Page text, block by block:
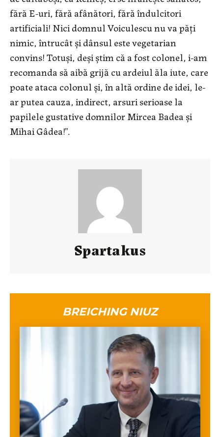
fără E-uri, fără afânători, fără îndulcitori
artificiali! Nici domnul Voiculescu nu va păţi
nimic, întrucât şi dânsul este vegetarian
convins! Totuşi, deşi ştim că a fost colonel, i-am
recomanda să aibă grijă cu ardeiul ăla iute, care
poate ataca colonul şi, în altă ordine de idei, le-
ar putea cauza, indirect, arsuri serioase la
papilele gustative domnilor Mircea Badea şi
Mihai Gâdea!”.
Spartakus
BREICHING NIUZ